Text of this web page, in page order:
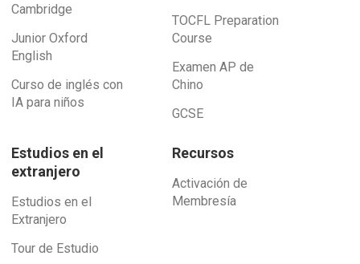
Cambridge
Junior Oxford
English
Curso de inglés con
IA para niños
TOCFL Preparation
Course
Examen AP de
Chino
GCSE
Estudios en el
extranjero
Estudios en el
Extranjero
Tour de Estudio
Recursos
Activación de
Membresía